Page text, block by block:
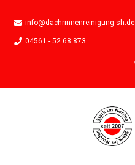
info@dachrinnenreinigung-sh.de
04561 - 52 68 873